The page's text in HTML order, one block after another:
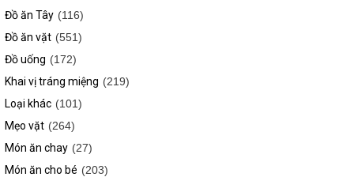
Đồ ăn Tây (116)
Đồ ăn vặt (551)
Đồ uống (172)
Khai vị tráng miệng (219)
Loại khác (101)
Mẹo vặt (264)
Món ăn chay (27)
Món ăn cho bé (203)